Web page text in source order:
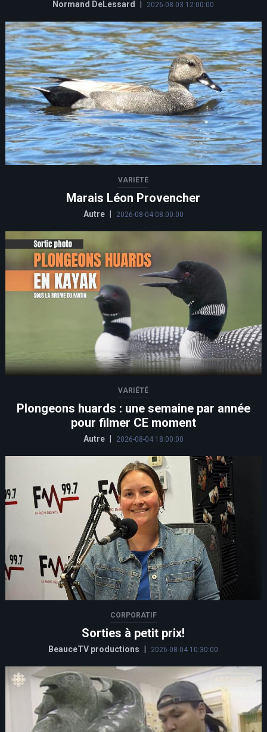
Normand DeLessard | 2026-08-03 12:00:00
VARIÉTÉ
Marais Léon Provencher
Autre 2026-08-04 08:00:00
VARIÉTÉ
Plongeons huards : une semaine par année
pour filmer CE moment
Autre 2026-08-04 18:00:00
CORPORATIF
Sorties à petit prix!
BeauceTV productions 2026-08-04 10:30:00